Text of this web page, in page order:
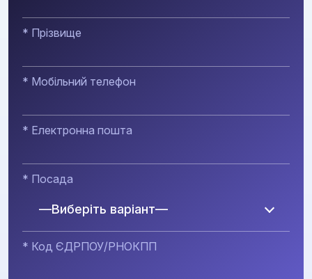
* Прізвище
* Мобільний телефон
* Електронна пошта
* Посада
—Виберіть варіант—
* Код ЄДРПОУ/РНОКПП